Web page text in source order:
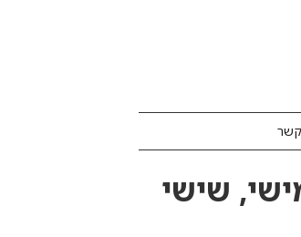
קשר
שישי